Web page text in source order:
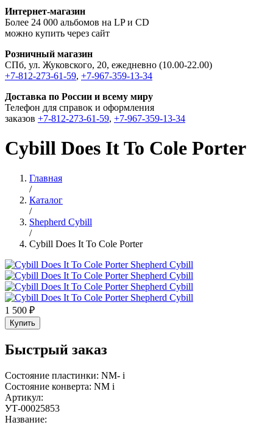
Интернет-магазин
Более 24 000 альбомов на LP и CD
можно купить через сайт
Розничный магазин
СПб, ул. Жуковского, 20, ежедневно (10.00-22.00)
+7-812-273-61-59, +7-967-359-13-34
Доставка по России и всему миру
Телефон для справок и оформления
заказов +7-812-273-61-59, +7-967-359-13-34
Cybill Does It To Cole Porter
Главная
/
Каталог
/
Shepherd Cybill
/
Cybill Does It To Cole Porter
1 500 ₽
Купить
Быстрый заказ
Состояние пластинки: NM- i
Состояние конверта: NM i
Артикул:
УТ-00025853
Название: